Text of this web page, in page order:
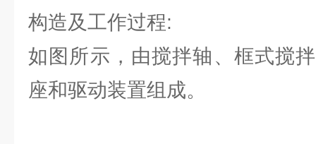
构造及工作过程:
如图所示，由搅拌轴、框式搅
座和驱动装置组成。